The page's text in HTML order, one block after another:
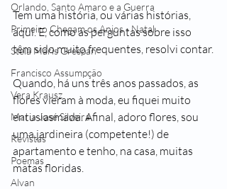
Orlando, Santo Amaro e a Guerra
Primeiro Chegam os Anjos - Natal
Stela Maris Grespan
Francisco Assumpção
Vera Krausz
Maria José Silveira
Revistas
Poemas
Alvan
Tem uma história, ou várias histórias,
aqui. E, como as perguntas sobre isso
têm sido muito frequentes, resolvi contar.
Quando, há uns três anos passados, as
flores vieram à moda, eu fiquei muito
entusiasmada. Afinal, adoro flores, sou
uma jardineira (competente!) de
apartamento e tenho, na casa, muitas
matas floridas.